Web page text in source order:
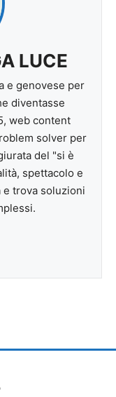
LUCE
e genovese per
diventasse
web content
solver per
del "si è
spettacolo e
e trova soluzioni